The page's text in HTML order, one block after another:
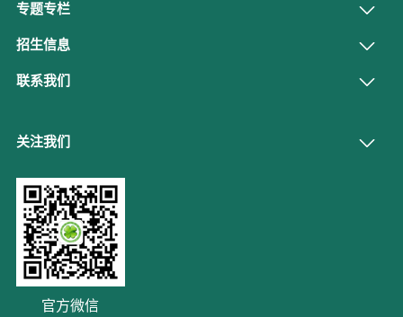
专题专栏
招生信息
联系我们
关注我们
官方微信